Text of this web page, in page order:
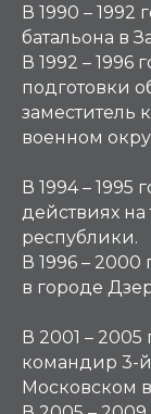
В 1990 – 1992
батальона в
В 1992 –
подготовки
заместитель
военном
В 1994 – 1995
действиях
республики.
В 1996 –
в городе
В 2001 – 2005
командир 3-
Московском